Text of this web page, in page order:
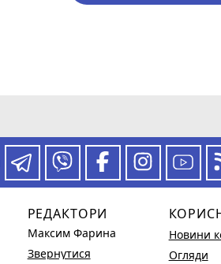
РЕДАКТОРИ
Максим Фарина
Звернутися
Новини
Огляди